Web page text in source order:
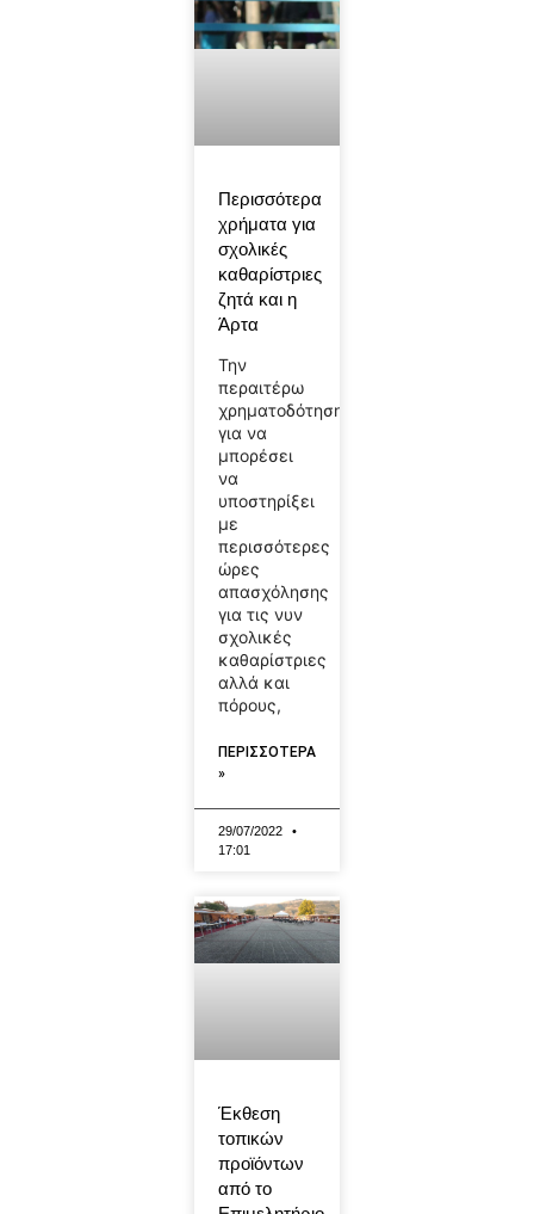
Περισσότερα
χρήματα για
σχολικές
καθαρίστριες
ζητά και η
Άρτα
Την
περαιτέρω
χρηματοδότηση
για να
μπορέσει
να
υποστηρίξει
με
περισσότερες
ώρες
απασχόλησης
για τις νυν
σχολικές
καθαρίστριες
αλλά και
πόρους,
ΠΕΡΙΣΣΟΤΕΡΑ
»
29/07/2022
17:01
Έκθεση
τοπικών
προϊόντων
από το